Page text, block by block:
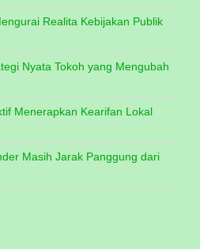
Realita Kebijakan Publik
Nyata Tokoh yang Mengubah
Menerapkan Kearifan Lokal
Masih Jarak Panggung dari